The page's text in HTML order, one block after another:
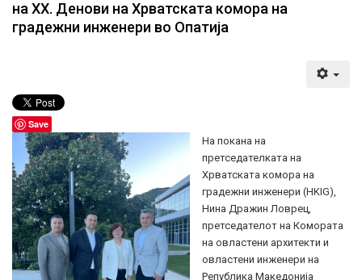
на XX. Денови на Хрватската комора на
градежни инженери во Опатија
Save
На покана на
претседателката на
Хрватската комора на
градежни инженери (HKIG),
Нина Дражин Ловрец,
претседателот на Комората
на овластени архитекти и
овластени инженери на
Република Македонија